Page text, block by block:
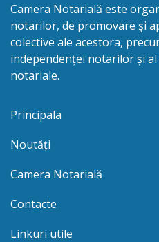
Camera Notarială este
notarilor, de promovare şi
colective ale acestora,
independenței notarilor și
notariale.
Principala
Noutăți
Camera Notarială
Contacte
Linkuri utile